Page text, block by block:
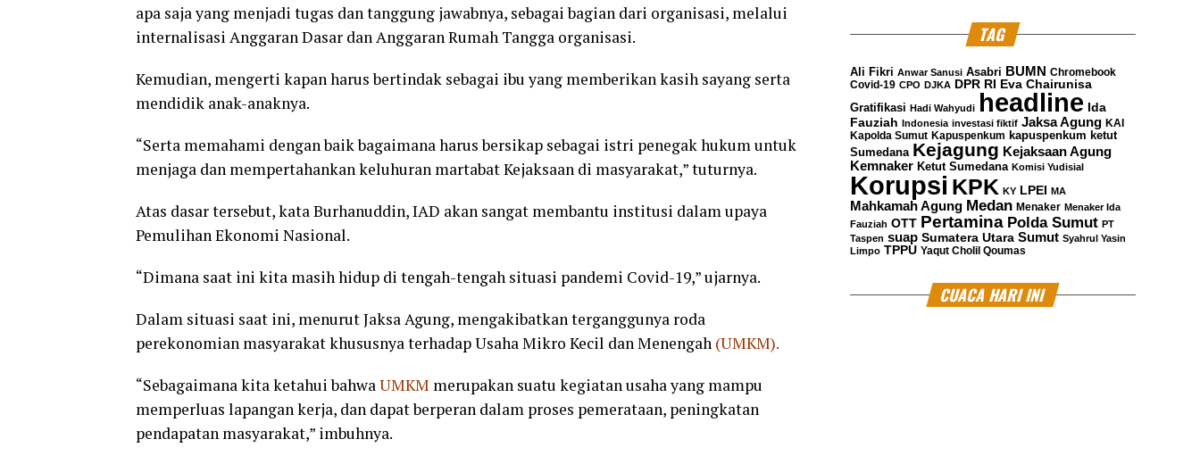
apa saja yang menjadi tugas dan tanggung jawabnya, sebagai bagian dari organisasi, melalui
internalisasi Anggaran Dasar dan Anggaran Rumah Tangga organisasi.
Kemudian, mengerti kapan harus bertindak sebagai ibu yang memberikan kasih sayang serta
mendidik anak-anaknya.
“Serta memahami dengan baik bagaimana harus bersikap sebagai istri penegak hukum untuk
menjaga dan mempertahankan keluhuran martabat Kejaksaan di masyarakat,” tuturnya.
Atas dasar tersebut, kata Burhanuddin, IAD akan sangat membantu institusi dalam upaya
Pemulihan Ekonomi Nasional.
“Dimana saat ini kita masih hidup di tengah-tengah situasi pandemi Covid-19,” ujarnya.
Dalam situasi saat ini, menurut Jaksa Agung, mengakibatkan terganggunya roda
perekonomian masyarakat khususnya terhadap Usaha Mikro Kecil dan Menengah (UMKM).
“Sebagaimana kita ketahui bahwaUMKM merupakan suatu kegiatan usaha yang mampu
memperluas lapangan kerja, dan dapat berperan dalam proses pemerataan, peningkatan
pendapatan masyarakat,” imbuhnya.
TAG
Ali Fikri Anwar Sanusi Asabri BUMN Chromebook
Covid-19 CPO DJKA DPR RI
Eva Chairunisa
Gratifikasi Hadi Wahyudi headline Ida
Fauziah Indonesia investasi fiktif Jaksa Agung KAI
Kapolda Sumut Kapuspenkum kapuspenkum ketut
Sumedana Kejagung Kejaksaan Agung
Kemnaker Ketut Sumedana Komisi Yudisial
Korupsi KPK KY LPEI MA
Mahkamah Agung Medan Menaker Menaker Ida
Fauziah OTT Pertamina Polda Sumut PT
Taspen suap Sumatera Utara Sumut Syahrul Yasin
Limpo TPPU Yaqut Cholil Qoumas
CUACA HARI INI